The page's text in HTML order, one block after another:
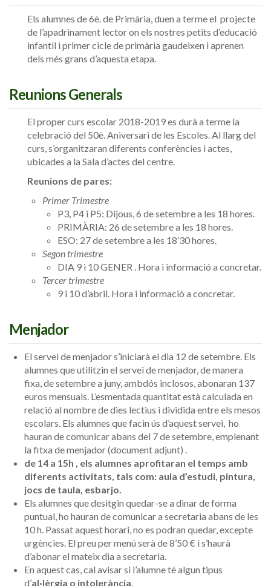
Els alumnes de 6è. de Primària, duen a terme el projecte
de l’apadrinament lector on els nostres petits d’educació
infantil i primer cicle de primària gaudeixen i aprenen
dels més grans d’aquesta etapa.
Reunions Generals
El proper curs escolar 2018-2019 es durà a terme la
celebració del 50è. Aniversari de les Escoles. Al llarg del
curs, s’organitzaran diferents conferències i actes,
ubicades a la Sala d’actes del centre.
Reunions de pares:
Primer Trimestre
P3, P4 i P5: Dijous, 6 de setembre a les 18 hores.
PRIMÀRIA: 26 de setembre a les 18 hores.
ESO: 27 de setembre a les 18’30 hores.
Segon trimestre
DIA 9 i 10 GENER . Hora i informació a concretar.
Tercer trimestre
9 i 10 d’abril. Hora i informació a concretar.
Menjador
El servei de menjador s’iniciarà el dia 12 de setembre. Els
alumnes que utilitzin el servei de menjador, de manera
fixa, de setembre a juny, ambdós inclosos, abonaran 137
euros mensuals. L’esmentada quantitat està calculada en
relació al nombre de dies lectius i dividida entre els mesos
escolars. Els alumnes que facin ús d’aquest servei, ho
hauran de comunicar abans del 7 de setembre, emplenant
la fitxa de menjador (document adjunt) .
de 14 a 15h , els alumnes aprofitaran el temps amb
diferents activitats, tals com: aula d’estudi, pintura,
jocs de taula, esbarjo.
Els alumnes que desitgin quedar-se a dinar de forma
puntual, ho hauran de comunicar a secretaria abans de les
10 h. Passat aquest horari, no es podran quedar, excepte
urgències. El preu per menú serà de 8’50 € i s’haurà
d’abonar el mateix dia a secretaria.
En aquest cas, cal avisar si l’alumne té algun tipus
d’al·lèrgia o intolerància.